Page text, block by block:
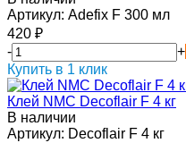
Артикул: Adefix F 300 мл
420 ₽
-
+
Купить в 1 клик
Клей NMC Decoflair F 4 кг
В наличии
Артикул: Decoflair F 4 кг